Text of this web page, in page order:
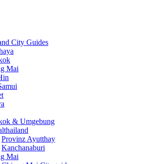
City Guides
Mai
& Umgebung
Provinz Ayutthay
Kanchanaburi
Mai